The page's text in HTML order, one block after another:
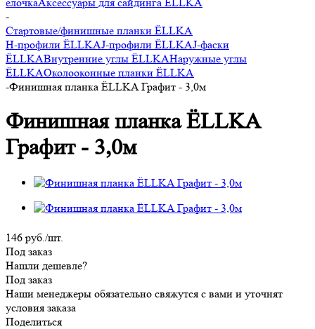
-
Стартовые/финишные планки ЁLLKA
H-профили ЁLLKAJ-профили ЁLLKAJ-фаски
ЁLLKAВнутренние углы ЁLLKAНаружные углы
ЁLLKAОколооконные планки ЁLLKA
-Финишная планка ЁLLKA Графит - 3,0м
Финишная планка ЁLLKA
Графит - 3,0м
146 руб./шт.
Под заказ
Нашли дешевле?
Под заказ
Наши менеджеры обязательно свяжутся с вами и уточнят
условия заказа
Поделиться